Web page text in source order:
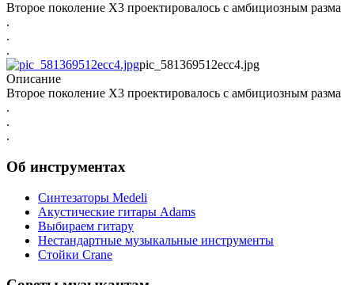
Второе поколение X3 проектировалось с амбициозным
.
.
.
pic_581369512ecc4.jpg
Описание
Второе поколение X3 проектировалось с амбициозным
.
.
.
Об инструментах
Синтезаторы Мedeli
Акустические гитары Adams
Выбираем гитару
Нестандартные музыкальные инструменты
Стойки Crane